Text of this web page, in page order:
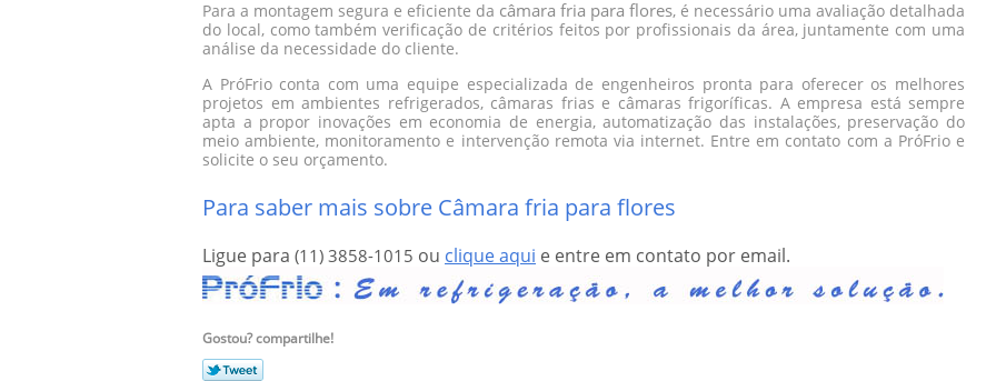
Para a montagem segura e eficiente da câmara fria para flores, é necessário uma avaliação detalhada
do local, como também verificação de critérios feitos por profissionais da área, juntamente com uma
análise da necessidade do cliente.
A PróFrio conta com uma equipe especializada de engenheiros pronta para oferecer os melhores
projetos em ambientes refrigerados, câmaras frias e câmaras frigoríficas. A empresa está sempre
apta a propor inovações em economia de energia, automatização das instalações, preservação do
meio ambiente, monitoramento e intervenção remota via internet. Entre em contato com a PróFrio e
solicite o seu orçamento.
Para saber mais sobre Câmara fria para flores
Ligue para (11) 3858-1015 ou clique aqui e entre em contato por email.
Gostou? compartilhe!